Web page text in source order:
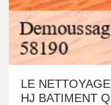
LE
HJ BATIMENT